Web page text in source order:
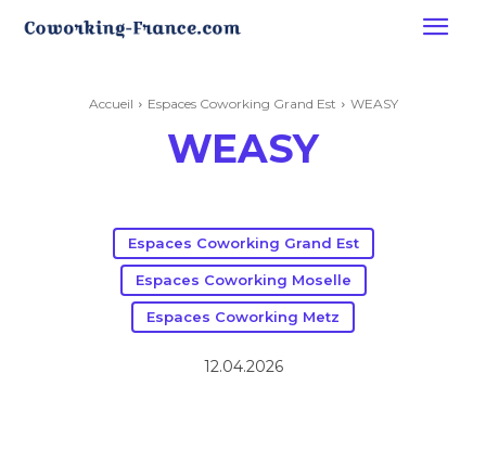
Accueil Espaces Coworking Grand Est WEASY
WEASY
Espaces Coworking Grand Est
Espaces Coworking Moselle
Espaces Coworking Metz
12.04.2026